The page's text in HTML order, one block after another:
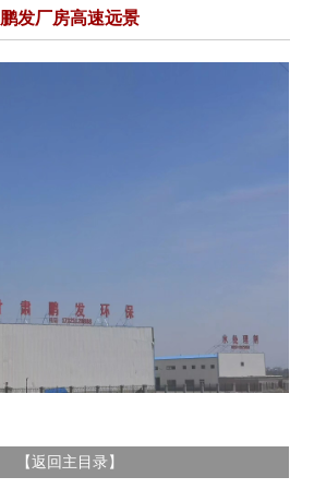
鹏发厂房高速远景
【 返回主目录 】